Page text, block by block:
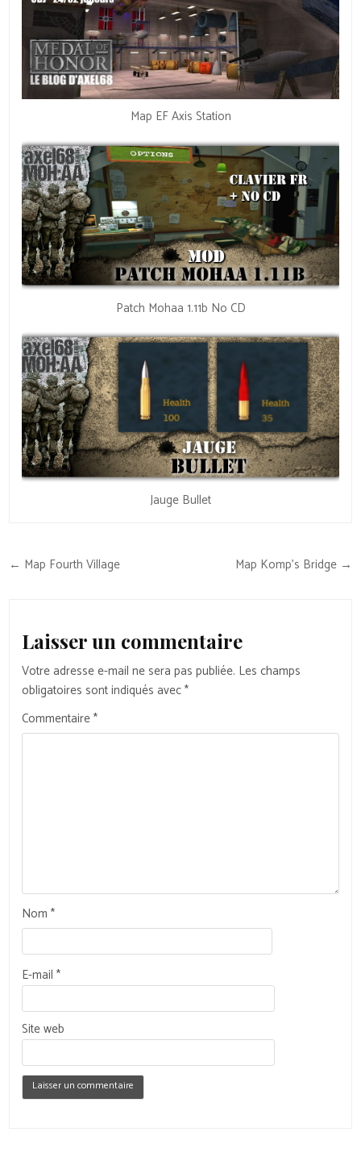
Map EF Axis Station
Patch Mohaa 1.11b No CD
Jauge Bullet
Navigation
← Map Fourth Village Map Komp’s Bridge →
Laisser un commentaire
Votre adresse e-mail ne sera pas publiée. Les champs
obligatoires sont indiqués avec*
Commentaire*
Nom*
E-mail*
Site web